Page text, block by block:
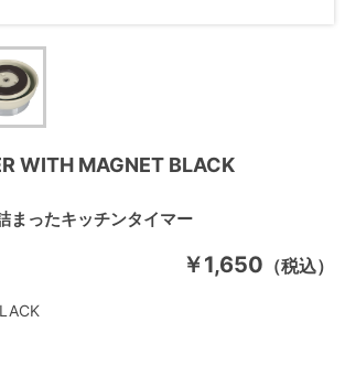
WITH MAGNET BLACK
まったキッチンタイマー
￥1,650 （税込）